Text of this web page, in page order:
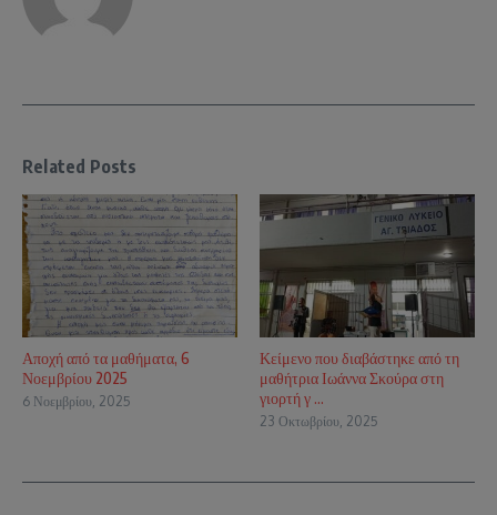
Related Posts
Αποχή από τα μαθήματα, 6
Νοεμβρίου 2025
6 Νοεμβρίου, 2025
Κείμενο που διαβάστηκε από τη
μαθήτρια Ιωάννα Σκούρα στη
γιορτή γ ...
23 Οκτωβρίου, 2025